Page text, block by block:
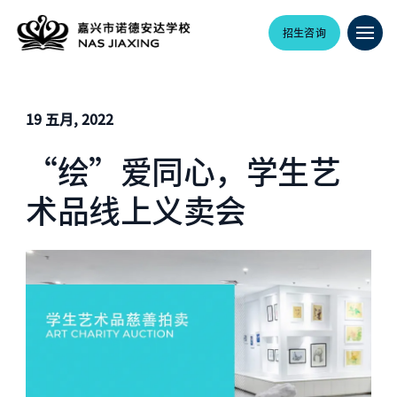
招生咨询
19 五月, 2022
“绘”爱同心，学生艺
术品线上义卖会